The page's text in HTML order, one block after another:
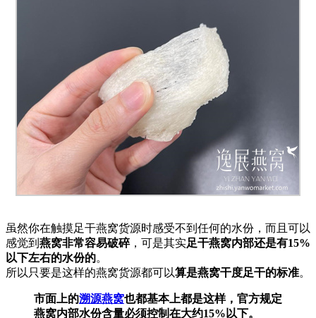
虽然你在触摸足干燕窝货源时感受不到任何的水份，而且可以
感觉到 燕窝非常容易破碎，可是其实足干燕窝内部还是有15%
以下左右的水份的。
所以只要是这样的燕窝货源都可以算是燕窝干度足干的标准。
市面上的溯源燕窝也都基本上都是这样，官方规定
燕窝内部水份含量必须控制在大约15%以下。